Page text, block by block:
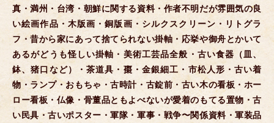
真・満州・台湾・朝鮮に関する資料・作者不明だが雰囲気の良
い絵画作品・木版画・銅版画・シルクスクリーン・リトグラ
フ・昔から家にあって捨てられない掛軸・応挙や御舟とかいて
あるがどうも怪しい掛軸・美術工芸品全般・古い食器（皿、
鉢、猪口など）・茶道具・棗・金銀細工・市松人形・古い着
物・ランプ・おもちゃ・古時計・古錠前・古い木の看板・ホー
ロー看板・仏像・骨董品ともよべないが愛着のもてる置物・古
い民具・古いポスター・軍隊・軍事・戦争〜関係資料・軍装品